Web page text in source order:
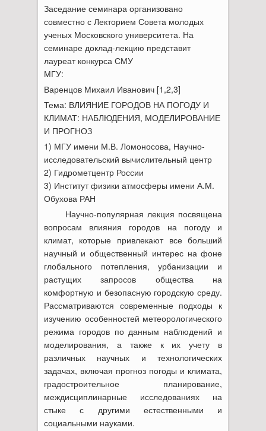
Заседание семинара организовано
совместно с Лекторием Совета молодых
ученых Московского университета. На
семинаре доклад-лекцию представит
лауреат конкурса СМУ
МГУ:
Варенцов Михаил Иванович [1,2,3]
Тема: ВЛИЯНИЕ ГОРОДОВ НА ПОГОДУ И
КЛИМАТ: НАБЛЮДЕНИЯ, МОДЕЛИРОВАНИЕ
И ПРОГНОЗ
1) МГУ имени М.В. Ломоносова, Научно-
исследовательский вычислительный центр
2) Гидрометцентр России
3) Институт физики атмосферы имени А.М.
Обухова РАН
Научно-популярная лекция посвящена
вопросам влияния городов на погоду и
климат, которые привлекают все больший
научный и общественный интерес на фоне
глобального потепления, урбанизации и
растущих запросов общества на
комфортную и безопасную городскую среду.
Рассматриваются современные подходы к
изучению особенностей метеорологического
режима городов по данным наблюдений и
моделирования, а также к их учету в
различных научных и технологических
задачах, включая прогноз погоды и климата,
градостроительное планирование,
междисциплинарные исследованиях на
стыке с другими естественными и
социальными науками.